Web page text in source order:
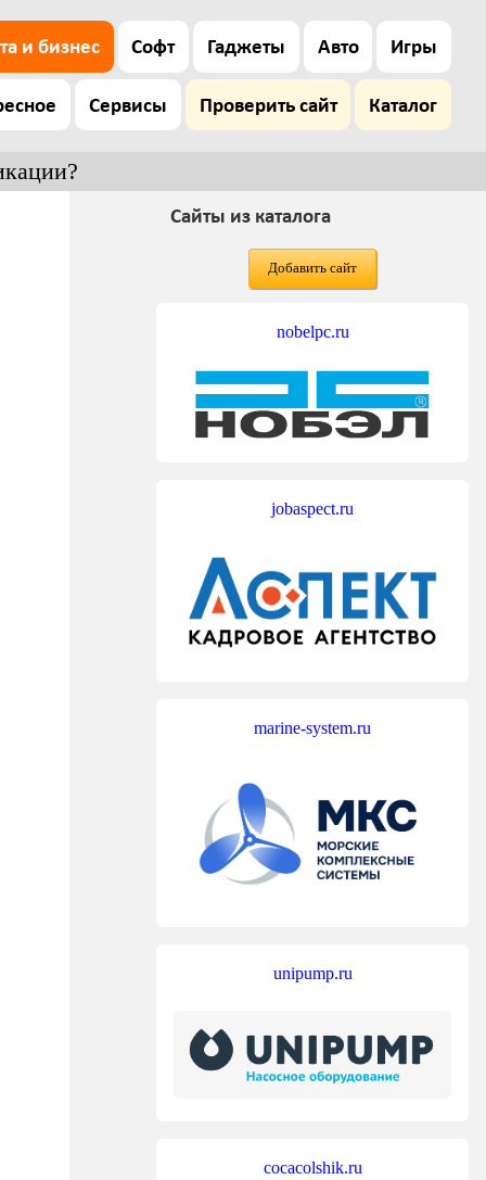
и бизнес Софт Гаджеты Авто Игры
Сервисы Проверить сайт Каталог
Сайты из каталога
Добавить сайт
nobelpc.ru
jobaspect.ru
marine-system.ru
unipump.ru
cocacolshik.ru